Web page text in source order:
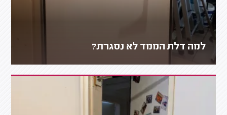
למה דלת הממד לא נסגרת?